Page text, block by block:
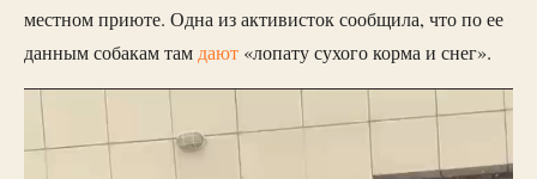
местном приюте. Одна из активисток сообщила, что по ее
данным собакам тамдают «лопату сухого корма и снег».